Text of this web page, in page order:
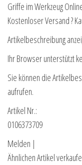
Griffe im Werkzeug
Kostenloser Versand ?
Artikelbeschreibung
Ihr Browser unterstützt
Sie können die
aufrufen.
Artikel Nr.:
0106373709
Melden |
Ähnlichen Artikel